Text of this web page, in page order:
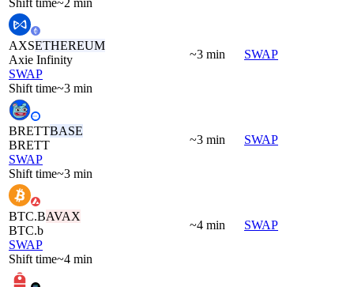
AXSETHEREUM
Axie Infinity
SWAP
Shift time~3 min
~3 min SWAP
BRETTBASE
BRETT
SWAP
Shift time~3 min
~3 min SWAP
BTC.BAVAX
BTC.b
SWAP
Shift time~4 min
~4 min SWAP